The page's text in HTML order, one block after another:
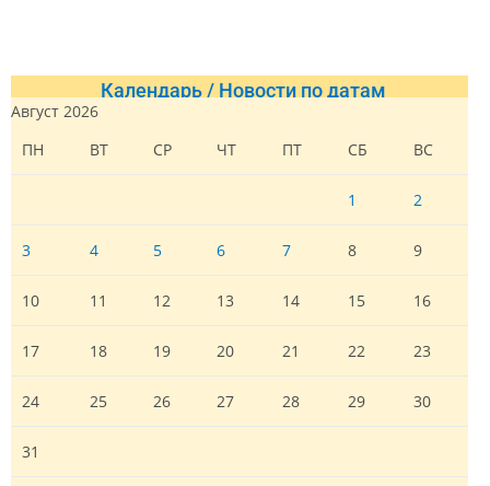
Календарь / Новости по датам
Август 2026
ПН
ВТ СР ЧТ ПТ СБ ВС
1 2
3 4 5 6 7 8 9
10 11 12 13 14 15 16
17 18 19 20 21 22 23
24 25 26 27 28 29 30
31